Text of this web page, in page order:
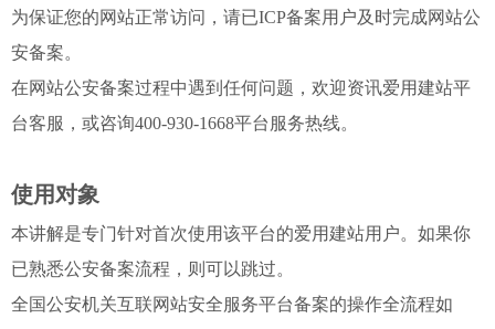
为保证您的网站正常访问，请已ICP备案用户及时完成网站公
安备案。
在网站公安备案过程中遇到任何问题，欢迎资讯爱用建站平
台客服，或咨询400-930-1668平台服务热线。
使用对象
本讲解是专门针对首次使用该平台的爱用建站用户。如果你
已熟悉公安备案流程，则可以跳过。
全国公安机关互联网站安全服务平台备案的操作全流程如